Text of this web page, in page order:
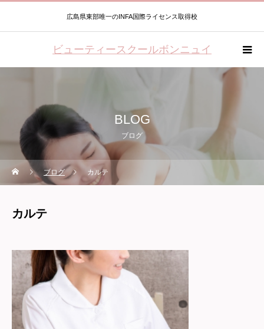
広島県東部唯一のINFA国際ライセンス取得校
ビューティースクールボンニュイ
BLOG
ブログ
ブログ カルテ
カルテ